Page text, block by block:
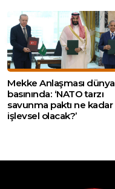
Mekke Anlaşması dünya
basınında: ‘NATO tarzı
savunma paktı ne kadar
işlevsel olacak?’